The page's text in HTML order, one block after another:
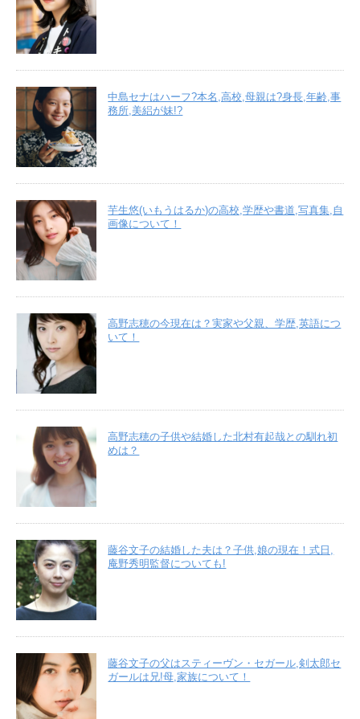
中島セナはハーフ?本名,高校,母親は?身長,年齢,事
務所,美絽が妹!?
芋生悠(いもうはるか)の高校,学歴や書道,写真集,自
画像について！
高野志穂の今現在は？実家や父親、学歴,英語につ
いて！
高野志穂の子供や結婚した北村有起哉との馴れ初
めは？
藤谷文子の結婚した夫は？子供,娘の現在！式日,
庵野秀明監督についても!
藤谷文子の父はスティーヴン・セガール,剣太郎セ
ガールは兄!母,家族について！